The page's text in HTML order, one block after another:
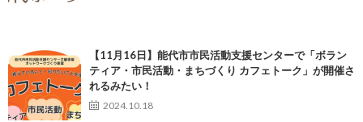
【11月16日】能代市市民活動支援センターで「ボラン
ティア・市民活動・まちづくり カフェトーク」が開催さ
れるみたい！
2024.10.18